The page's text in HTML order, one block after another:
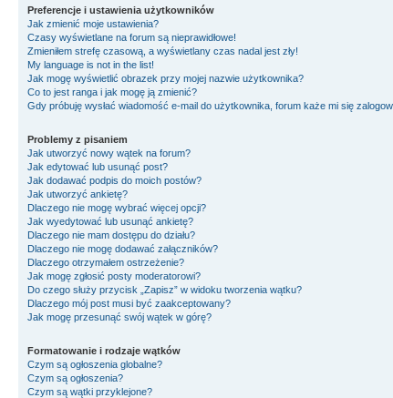
Preferencje i ustawienia użytkowników
Jak zmienić moje ustawienia?
Czasy wyświetlane na forum są nieprawidłowe!
Zmieniłem strefę czasową, a wyświetlany czas nadal jest zły!
My language is not in the list!
Jak mogę wyświetlić obrazek przy mojej nazwie użytkownika?
Co to jest ranga i jak mogę ją zmienić?
Gdy próbuję wysłać wiadomość e-mail do użytkownika, forum każe mi się
Problemy z pisaniem
Jak utworzyć nowy wątek na forum?
Jak edytować lub usunąć post?
Jak dodawać podpis do moich postów?
Jak utworzyć ankietę?
Dlaczego nie mogę wybrać więcej opcji?
Jak wyedytować lub usunąć ankietę?
Dlaczego nie mam dostępu do działu?
Dlaczego nie mogę dodawać załączników?
Dlaczego otrzymałem ostrzeżenie?
Jak mogę zgłosić posty moderatorowi?
Do czego służy przycisk „Zapisz” w widoku tworzenia wątku?
Dlaczego mój post musi być zaakceptowany?
Jak mogę przesunąć swój wątek w górę?
Formatowanie i rodzaje wątków
Czym są ogłoszenia globalne?
Czym są ogłoszenia?
Czym są wątki przyklejone?